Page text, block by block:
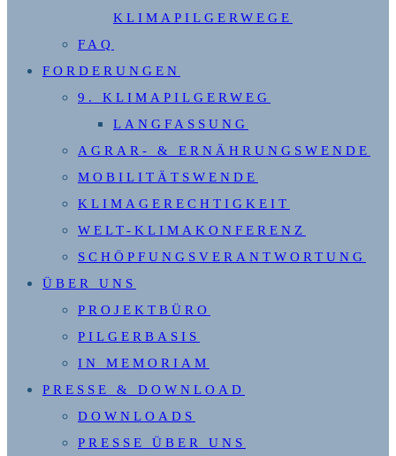
KLIMAPILGERWEGE
FAQ
FORDERUNGEN
9. KLIMAPILGERWEG
LANGFASSUNG
AGRAR- & ERNÄHRUNGSWENDE
MOBILITÄTSWENDE
KLIMAGERECHTIGKEIT
WELT-KLIMAKONFERENZ
SCHÖPFUNGSVERANTWORTUNG
ÜBER UNS
PROJEKTBÜRO
PILGERBASIS
IN MEMORIAM
PRESSE & DOWNLOAD
DOWNLOADS
PRESSE ÜBER UNS